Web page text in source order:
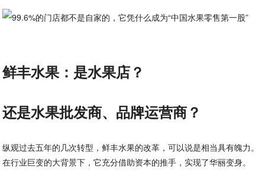
鲜丰水果：是水果店？
还是水果批发商、品牌运营商？
纵观过去五年的几次转型，鲜丰水果的改革，可以说是相当具有魄力。
在行业巨变的大背景下，它充分借助资本的推手，实现了华丽变身。